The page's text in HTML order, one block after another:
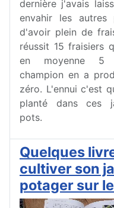
dernière j'avais
envahir les autres
d'avoir plein de
réussit 15 fraisiers
en moyenne 5
champion en a
zéro. L'ennui c'est
planté dans ces
pots.
Quelques
cultiver son
potager sur